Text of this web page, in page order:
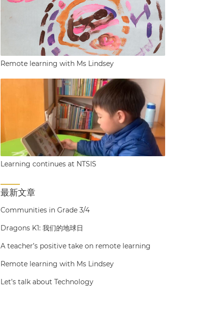
Remote learning with Ms Lindsey
Learning continues at NTSIS
最新文章
Communities in Grade 3/4
Dragons K1: 我们的地球日
A teacher’s positive take on remote learning
Remote learning with Ms Lindsey
Let’s talk about Technology